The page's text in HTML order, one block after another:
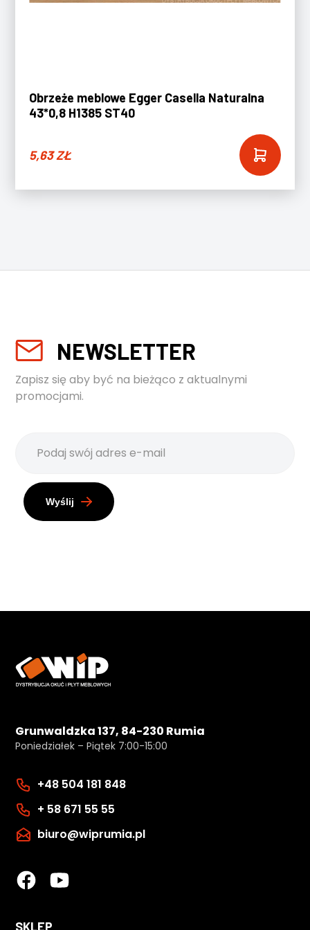
Obrzeże meblowe Egger Casella Naturalna
43*0,8 H1385 ST40
5,63ZŁ
NEWSLETTER
Zapisz się aby być na bieżąco z aktualnymi
promocjami.
Wyślij
Grunwaldzka 137, 84-230 Rumia
Poniedziałek – Piątek 7:00-15:00
+48 504 181 848
+ 58 671 55 55
biuro@wiprumia.pl
SKLEP